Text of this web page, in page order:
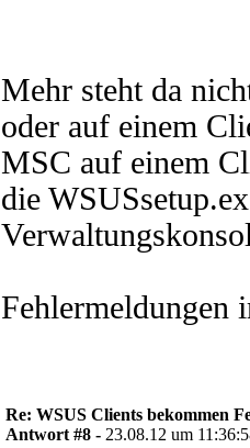
Mehr steht da
oder auf einem
MSC auf einem
die
Fehlermeldungen
Re: WSUS Clients bekommen
Antwort #8 - 23.08.12 um